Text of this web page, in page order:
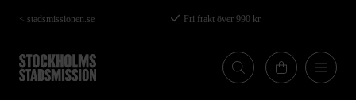
Hoppa
till
huvudinnehåll
< stadsmissionen.se Fri frakt över 990 kr